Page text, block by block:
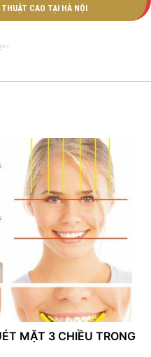
CAO TẠI HÀ NỘI
MẶT 3 CHIỀU TRONG